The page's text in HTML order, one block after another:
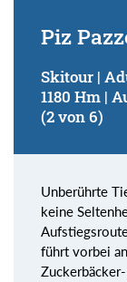
Piz
Skitour |
1180 Hm |
(2 von 6)
Unberührte
keine
führt vorbei